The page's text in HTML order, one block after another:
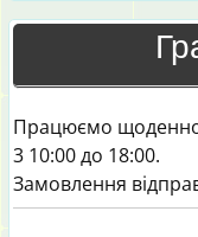
Працюємо
3 10:00 до 18:00.
Замовлення